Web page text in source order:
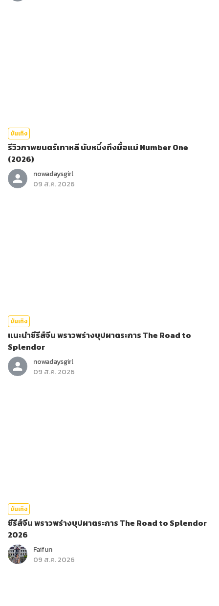
บันเทิง
รีวิวภาพยนตร์เกาหลี นับหนึ่งถึงมื้อแม่ Number One
(2026)
nowadaysgirl
09 ส.ค. 2026
บันเทิง
แนะนำซีรีส์จีน พราวพร่างบุปผาตระการ The Road to
Splendor
nowadaysgirl
09 ส.ค. 2026
บันเทิง
ซีรีส์จีน พราวพร่างบุปผาตระการ The Road to Splendor
2026
Faifun
09 ส.ค. 2026